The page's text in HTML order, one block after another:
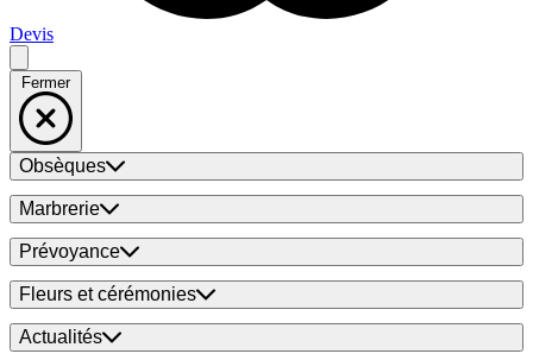
Devis
Fermer
Obsèques
Marbrerie
Prévoyance
Fleurs et cérémonies
Actualités